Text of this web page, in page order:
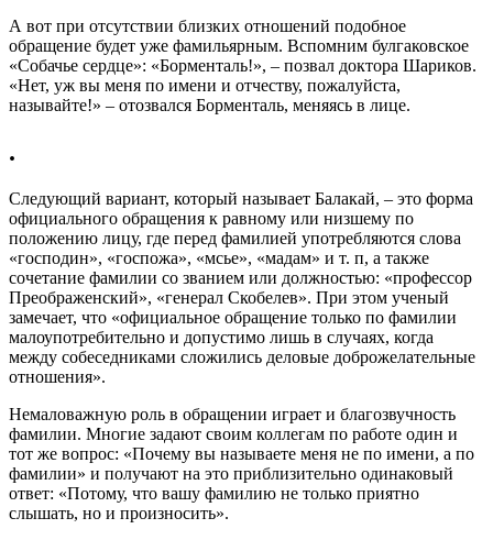
А вот при отсутствии близких отношений подобное
обращение будет уже фамильярным. Вспомним булгаковское
«Собачье сердце»: «Борменталь!», – позвал доктора Шариков.
«Нет, уж вы меня по имени и отчеству, пожалуйста,
называйте!» – отозвался Борменталь, меняясь в лице.
.
Следующий вариант, который называет Балакай, – это форма
официального обращения к равному или низшему по
положению лицу, где перед фамилией употребляются слова
«господин», «госпожа», «мсье», «мадам» и т. п, а также
сочетание фамилии со званием или должностью: «профессор
Преображенский», «генерал Скобелев». При этом ученый
замечает, что «официальное обращение только по фамилии
малоупотребительно и допустимо лишь в случаях, когда
между собеседниками сложились деловые доброжелательные
отношения».
Немаловажную роль в обращении играет и благозвучность
фамилии. Многие задают своим коллегам по работе один и
тот же вопрос: «Почему вы называете меня не по имени, а по
фамилии» и получают на это приблизительно одинаковый
ответ: «Потому, что вашу фамилию не только приятно
слышать, но и произносить».